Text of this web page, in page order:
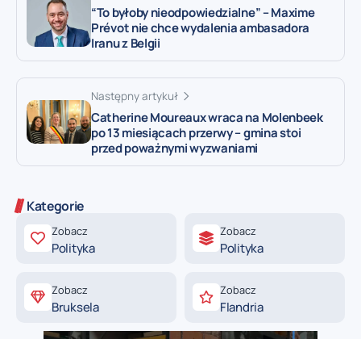
“To byłoby nieodpowiedzialne” – Maxime
Prévot nie chce wydalenia ambasadora
Iranu z Belgii
Następny artykuł
Catherine Moureaux wraca na Molenbeek
po 13 miesiącach przerwy – gmina stoi
przed poważnymi wyzwaniami
Kategorie
Zobacz
Polityka
Zobacz
Polityka
Zobacz
Bruksela
Zobacz
Flandria